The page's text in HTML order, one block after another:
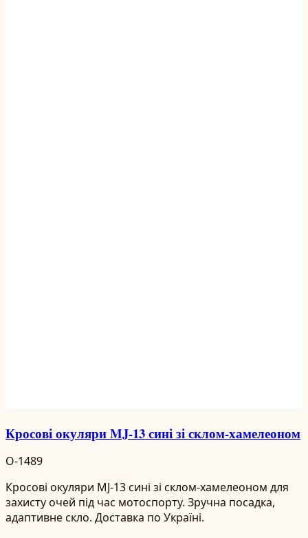
Кросові окуляри MJ-13 сині зі склом-хамелеоном
O-1489
Кросові окуляри MJ-13 сині зі склом-хамелеоном для
захисту очей під час мотоспорту. Зручна посадка,
адаптивне скло. Доставка по Україні.